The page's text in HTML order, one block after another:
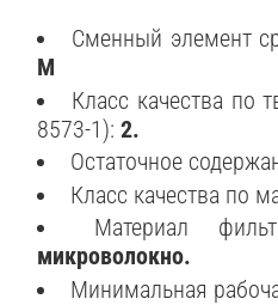
Сменный элемент
M
Класс качества по
8573-1):2.
Остаточное
Класс качества по
Материал
микроволокно.
Минимальная